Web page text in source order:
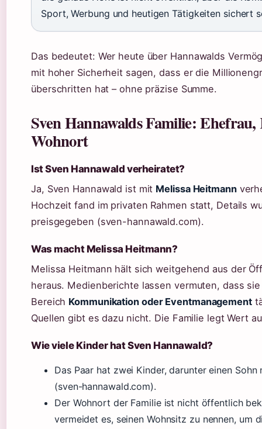
Sport, Werbung und heutigen Tätigkeiten sichert
Das bedeutet: Wer heute über Hannawalds
mit hoher Sicherheit sagen, dass er die
überschritten hat – ohne präzise Summe.
Sven Hannawalds Familie:
Wohnort
Ist Sven Hannawald verheiratet?
Ja, Sven Hannawald ist mit Melissa Heitmann
Hochzeit fand im privaten Rahmen statt, Details
preisgegeben (sven-hannawald.com).
Was macht Melissa Heitmann?
Melissa Heitmann hält sich weitgehend aus der
heraus. Medienberichte lassen vermuten, dass
Bereich Kommunikation oder Eventmanagement
Quellen gibt es dazu nicht. Die Familie legt Wert
Wie viele Kinder hat Sven Hannawald?
Das Paar hat zwei Kinder, darunter einen Sohn
(sven-hannawald.com).
Der Wohnort der Familie ist nicht öffentlich
vermeidet es, seinen Wohnsitz zu nennen, um